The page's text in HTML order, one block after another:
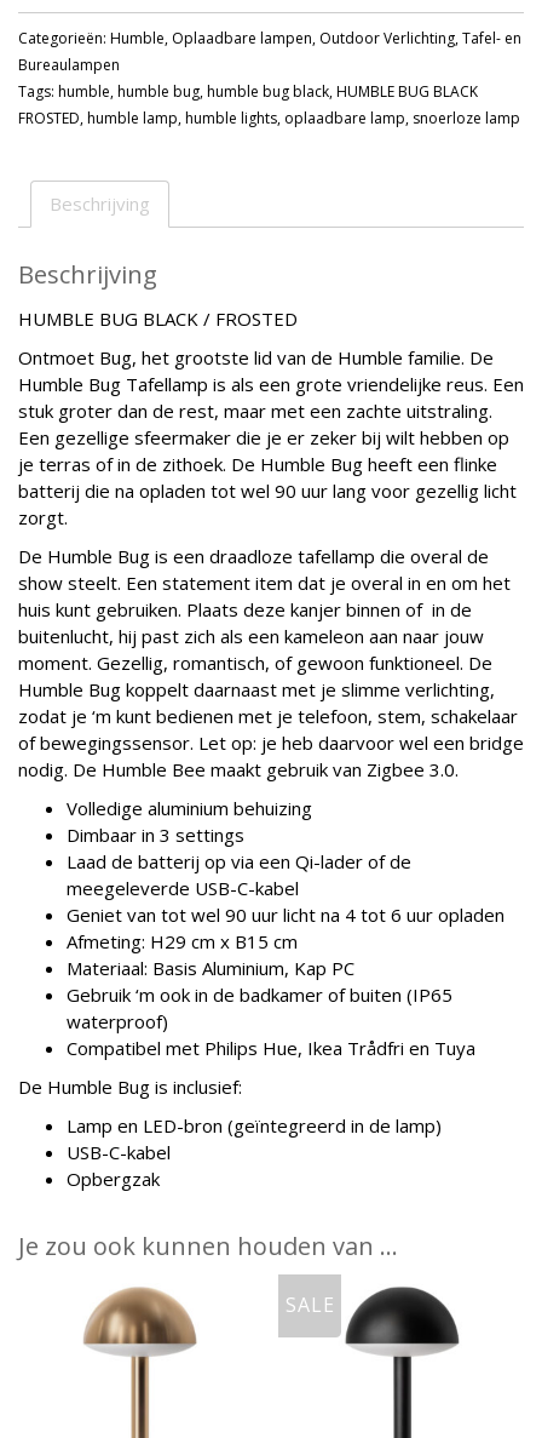
/
FROSTED
aantal
Categorieën: Humble, Oplaadbare lampen, Outdoor Verlichting,Tafel- en
Bureaulampen
Tags: humble,humble bug,humble bug black,HUMBLE BUG BLACK
FROSTED,humble lamp,humble lights, oplaadbare lamp, snoerloze lamp
Beschrijving
Beschrijving
HUMBLE BUG BLACK / FROSTED
Ontmoet Bug, het grootste lid van de Humble familie. De
Humble Bug Tafellamp is als een grote vriendelijke reus. Een
stuk groter dan de rest, maar met een zachte uitstraling.
Een gezellige sfeermaker die je er zeker bij wilt hebben op
je terras of in de zithoek. De Humble Bug heeft een flinke
batterij die na opladen tot wel 90 uur lang voor gezellig licht
zorgt.
De Humble Bug is een draadloze tafellamp die overal de
show steelt. Een statement item dat je overal in en om het
huis kunt gebruiken. Plaats deze kanjer binnen of in de
buitenlucht, hij past zich als een kameleon aan naar jouw
moment. Gezellig, romantisch, of gewoon funktioneel. De
Humble Bug koppelt daarnaast met je slimme verlichting,
zodat je ‘m kunt bedienen met je telefoon, stem, schakelaar
of bewegingssensor. Let op: je heb daarvoor wel een bridge
nodig. De Humble Bee maakt gebruik van Zigbee 3.0.
Volledige aluminium behuizing
Dimbaar in 3 settings
Laad de batterij op via een Qi-lader of de
meegeleverde USB-C-kabel
Geniet van tot wel 90 uur licht na 4 tot 6 uur opladen
Afmeting: H29 cm x B15 cm
Materiaal: Basis Aluminium, Kap PC
Gebruik ‘m ook in de badkamer of buiten (IP65
waterproof)
Compatibel met Philips Hue, Ikea Trådfri en Tuya
De Humble Bug is inclusief:
Lamp en LED-bron (geïntegreerd in de lamp)
USB-C-kabel
Opbergzak
Je zou ook kunnen houden van …
SALE